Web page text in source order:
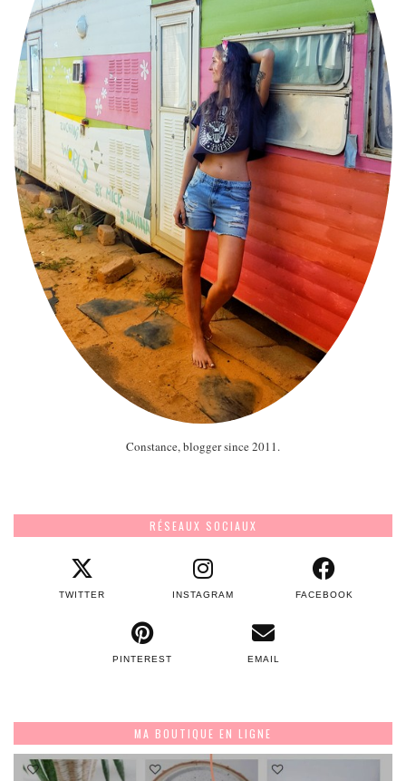
Constance, blogger since 2011.
RÉSEAUX SOCIAUX
TWITTER INSTAGRAM FACEBOOK
PINTEREST EMAIL
MA BOUTIQUE EN LIGNE